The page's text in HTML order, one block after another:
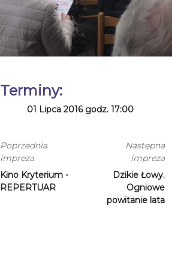
Terminy:
01 Lipca 2016 godz. 17:00
Poprzednia
impreza
Kino Kryterium -
REPERTUAR
Następna
impreza
Dzikie Łowy.
Ogniowe
powitanie lata